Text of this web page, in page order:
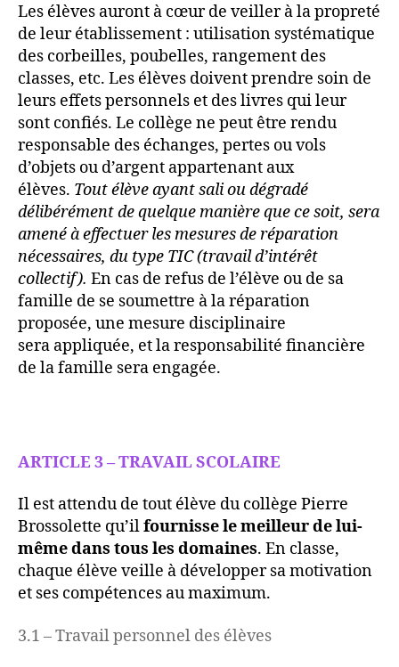
Les élèves auront à cœur de veiller à la propreté
de leur établissement : utilisation systématique
des corbeilles, poubelles, rangement des
classes, etc. Les élèves doivent prendre soin de
leurs effets personnels et des livres qui leur
sont confiés. Le collège ne peut être rendu
responsable des échanges, pertes ou vols
d’objets ou d’argent appartenant aux
élèves. Tout élève ayant sali ou dégradé
délibérément de quelque manière que ce soit, sera
amené à effectuer les mesures de réparation
nécessaires, du type TIC (travail d’intérêt
collectif). En cas de refus de l’élève ou de sa
famille de se soumettre à la réparation
proposée, une mesure disciplinaire
sera appliquée, et la responsabilité financière
de la famille sera engagée.
ARTICLE 3 – TRAVAIL SCOLAIRE
Il est attendu de tout élève du collège Pierre
Brossolette qu’ilfournisse le meilleur de lui-
même dans tous les domaines. En classe,
chaque élève veille à développer sa motivation
et ses compétences au maximum.
3.1 – Travail personnel des élèves